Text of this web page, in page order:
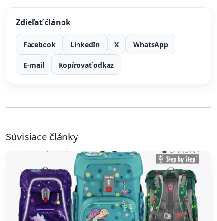
Zdieľať článok
Facebook LinkedIn X WhatsApp
E-mail Kopírovať odkaz
Súvisiace články